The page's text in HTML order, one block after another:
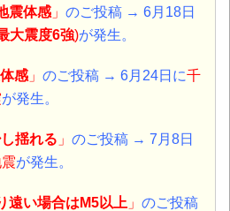
震体感 」 のご投稿 → 6月18日
大震度6強)が発生。
感 」 のご投稿 → 6月24日に千
が発生。
揺れる 」 のご投稿 → 7月8日
が発生。
遠い場合はM5以上 」 のご投稿